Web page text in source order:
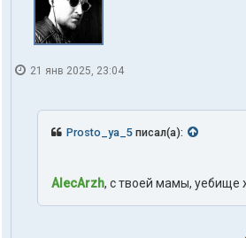
21 янв 2025, 23:04
Prosto_ya_5 писал(а):
AlecArzh, с твоей мамы, уебище